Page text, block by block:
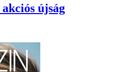
akciós újság